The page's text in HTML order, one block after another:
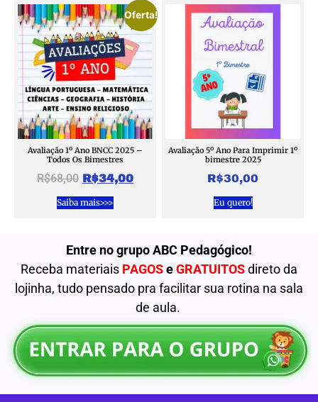
Oferta!
Avaliação 1º Ano BNCC 2025 –
Todos Os Bimestres
R$68,00 R$34,00
Saiba mais>>>
Avaliação 5º Ano Para Imprimir 1º
bimestre 2025
R$30,00
Eu quero!
Entre no grupo ABC Pedagógico!
Receba materiais PAGOSeGRATUITOSdireto da
lojinha, tudo pensado pra facilitar sua rotina na sala
de aula.